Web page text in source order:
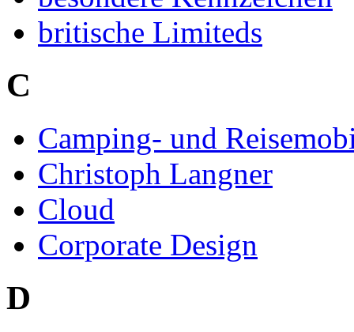
britische Limiteds
C
Camping- und
Christoph Langner
Cloud
Corporate Design
D